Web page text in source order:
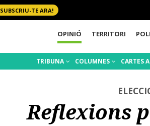
SUBSCRIU-TE ARA!
OPINIÓ TERRITORI
TRIBUNA COLUMNES CARTES
Reflexions